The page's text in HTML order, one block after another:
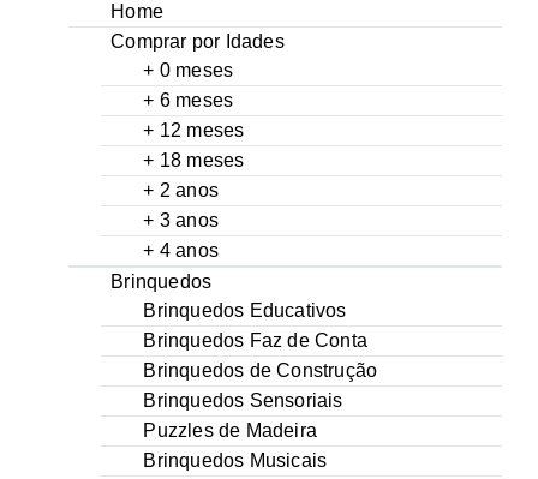
Home
Comprar por Idades
+ 0 meses
+ 6 meses
+ 12 meses
+ 18 meses
+ 2 anos
+ 3 anos
+ 4 anos
Brinquedos
Brinquedos Educativos
Brinquedos Faz de Conta
Brinquedos de Construção
Brinquedos Sensoriais
Puzzles de Madeira
Brinquedos Musicais